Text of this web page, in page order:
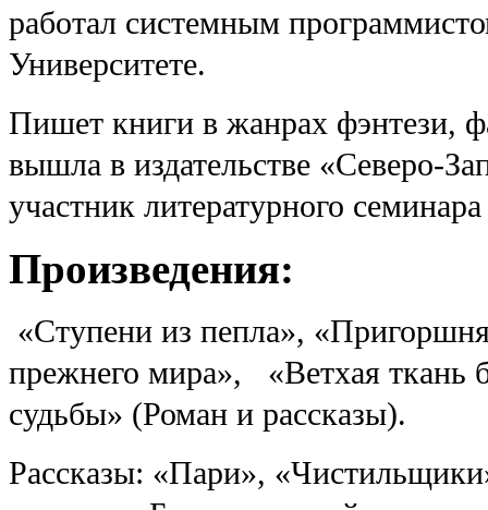
работал системным
Университете.
Пишет книги в жанрах фэнтези,
вышла в издательстве «Северо-
участник литературного
Произведения:
«Ступени из пепла»,
прежнего мира», «Ветхая ткань
судьбы» (Роман и рассказы).
Рассказы: «Пари»,